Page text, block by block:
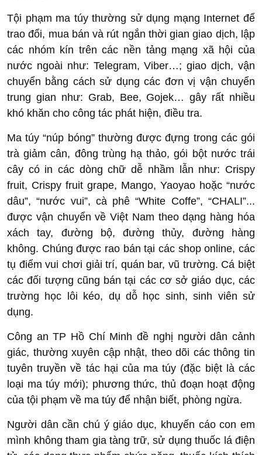
Tội phạm ma túy thường sử dụng mạng Internet để
trao đổi, mua bán và rút ngắn thời gian giao dịch, lập
các nhóm kín trên các nền tảng mạng xã hội của
nước ngoài như: Telegram, Viber…; giao dịch, vận
chuyển bằng cách sử dụng các đơn vị vận chuyển
trung gian như: Grab, Bee, Gojek… gây rất nhiều
khó khăn cho công tác phát hiện, điều tra.
Ma túy “núp bóng” thường được đựng trong các gói
trà giảm cân, đông trùng hạ thảo, gói bột nước trái
cây có in các dòng chữ dễ nhầm lẫn như: Crispy
fruit, Crispy fruit grape, Mango, Yaoyao hoặc “nước
dâu”, “nước vui”, cà phê “White Coffe”, “CHALI”...
được vận chuyển về Việt Nam theo dạng hàng hóa
xách tay, đường bộ, đường thủy, đường hàng
không. Chúng được rao bán tại các shop online, các
tụ điểm vui chơi giải trí, quán bar, vũ trường. Cá biệt
các đối tượng cũng bán tại các cơ sở giáo dục, các
trường học lôi kéo, dụ dỗ học sinh, sinh viên sử
dụng.
Công an TP Hồ Chí Minh đề nghị người dân cảnh
giác, thường xuyên cập nhật, theo dõi các thông tin
tuyên truyền về tác hại của ma túy (đặc biệt là các
loại ma túy mới); phương thức, thủ đoạn hoạt động
của tội phạm về ma túy để nhận biết, phòng ngừa.
Người dân cần chú ý giáo dục, khuyến cáo con em
mình không tham gia tàng trữ, sử dụng thuốc lá điện